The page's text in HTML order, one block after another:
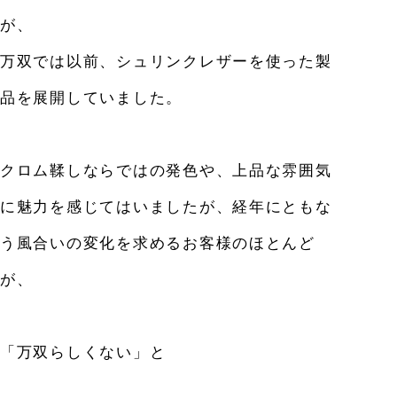
が、
万双では以前、シュリンクレザーを使った製
品を展開していました。
クロム鞣しならではの発色や、上品な雰囲気
に魅力を感じてはいましたが、経年にともな
う風合いの変化を求めるお客様のほとんど
が、
「万双らしくない」と